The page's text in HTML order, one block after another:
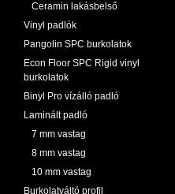
Ceramin lakásbelső
Vinyl padlók
Pangolin SPC burkolatok
Econ Floor SPC Rigid vinyl
burkolatok
Binyl Pro vízálló padló
Laminált padló
7 mm vastag
8 mm vastag
10 mm vastag
Burkolatváltó profil